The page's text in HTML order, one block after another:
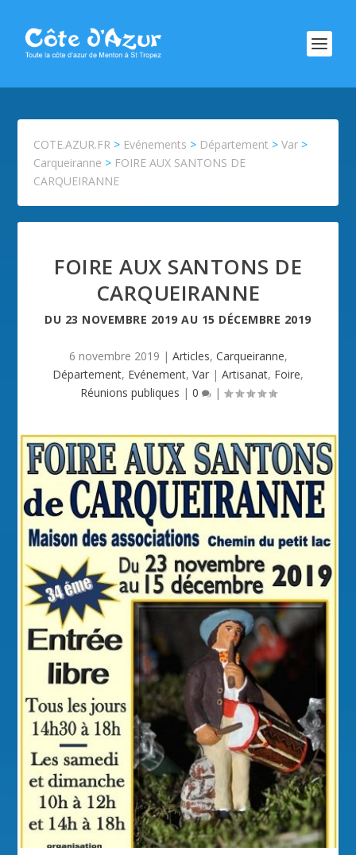
COTE.AZUR.FR > Evénements > Département >Var >
Carqueiranne > FOIRE AUX SANTONS DE
CARQUEIRANNE
FOIRE AUX SANTONS DE
CARQUEIRANNE
DU 23 NOVEMBRE 2019 AU 15 DÉCEMBRE 2019
6 novembre 2019 | Articles, Carqueiranne,
Département, Evénement, Var | Artisanat, Foire,
Réunions publiques | 0 |